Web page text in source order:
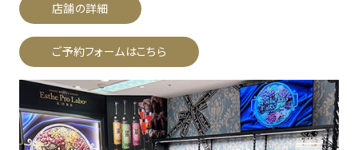
店舗の詳細
ご予約フォームはこちら